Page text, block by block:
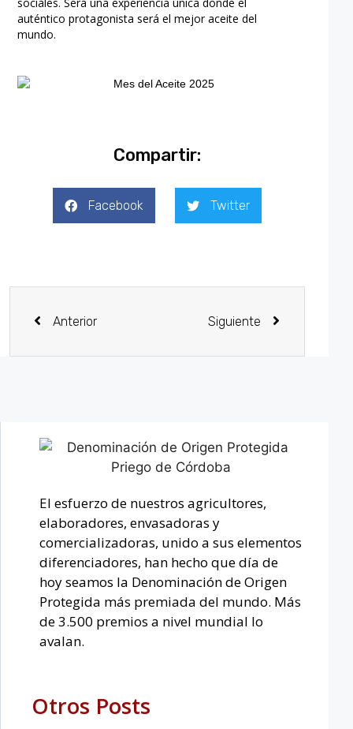
auténtico protagonista será el mejor aceite del
mundo.
Compartir:
Facebook Twitter
Anterior Siguiente
El esfuerzo de nuestros agricultores,
elaboradores, envasadoras y
comercializadoras, unido a sus elementos
diferenciadores, han hecho que día de
hoy seamos la Denominación de Origen
Protegida más premiada del mundo. Más
de 3.500 premios a nivel mundial lo
avalan.
Otros Posts